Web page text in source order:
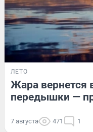
ЛЕТО
Жара вернется
передышки —
7 августа 471 1